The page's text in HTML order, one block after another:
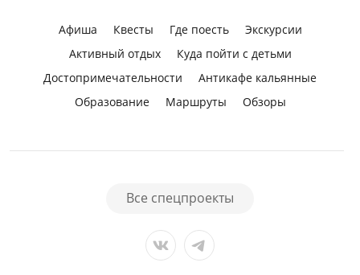
Афиша Квесты Где поесть
Экскурсии
Активный отдых
Куда пойти с детьми
Достопримечательности
Антикафе кальянные
Образование
Маршруты Обзоры
Все спецпроекты